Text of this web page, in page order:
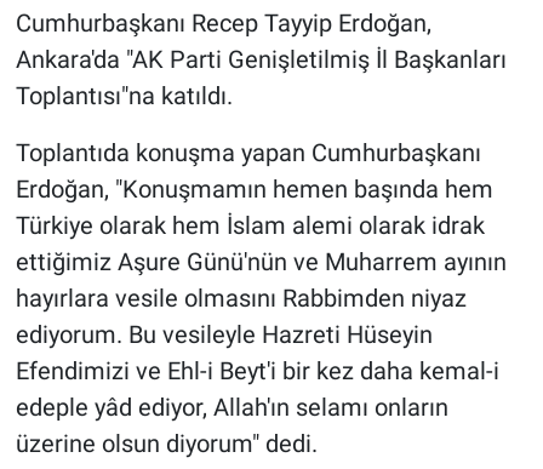
Cumhurbaşkanı Recep Tayyip Erdoğan,
Ankara'da "AK Parti Genişletilmiş İl Başkanları
Toplantısı"na katıldı.
Toplantıda konuşma yapan Cumhurbaşkanı
Erdoğan, "Konuşmamın hemen başında hem
Türkiye olarak hem İslam alemi olarak idrak
ettiğimiz Aşure Günü'nün ve Muharrem ayının
hayırlara vesile olmasını Rabbimden niyaz
ediyorum. Bu vesileyle Hazreti Hüseyin
Efendimizi ve Ehl-i Beyt'i bir kez daha kemal-i
edeple yâd ediyor, Allah'ın selamı onların
üzerine olsun diyorum" dedi.